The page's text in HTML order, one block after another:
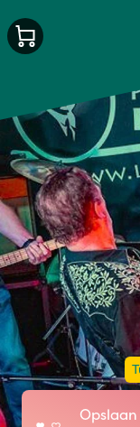
Opslaan